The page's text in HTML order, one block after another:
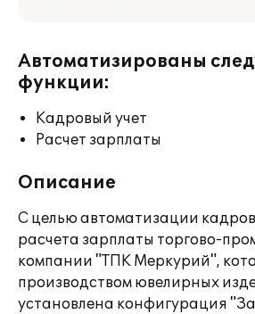
Автоматизированы
функции:
Кадровый учет
Расчет зарплаты
Описание
С целью автоматизации
расчета зарплаты торгово-
компании "ТПК Меркурий",
производством ювелирных
установлена конфигурация